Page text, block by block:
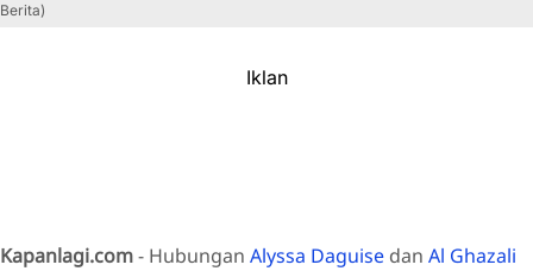
Berita)
Iklan
Kapanlagi.com- Hubungan Alyssa Daguise dan Al Ghazali